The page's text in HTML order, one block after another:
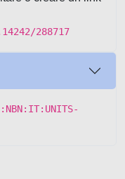
288717